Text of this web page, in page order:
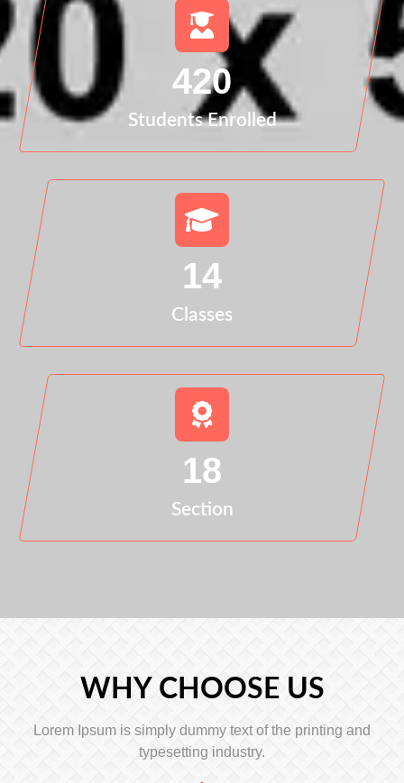
420
Students Enrolled
14
Classes
18
Section
WHY CHOOSE US
Lorem Ipsum is simply dummy text of the printing and
typesetting industry.